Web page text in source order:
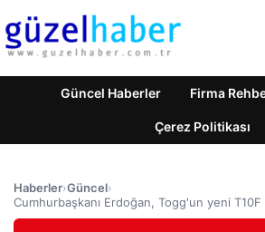
Güncel Haberler Firma
Çerez Politikası
Haberler›Güncel›
Cumhurbaşkanı Erdoğan, Togg'un yeni